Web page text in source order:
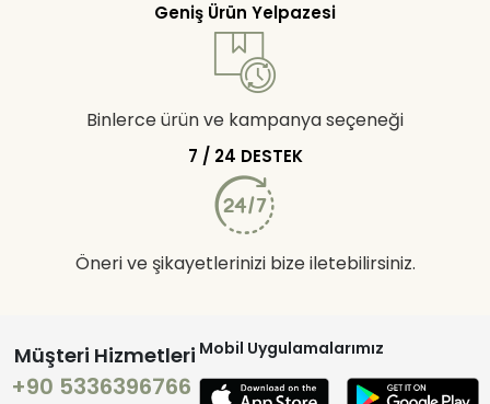
Geniş Ürün Yelpazesi
Binlerce ürün ve kampanya seçeneği
7 / 24 DESTEK
Öneri ve şikayetlerinizi bize iletebilirsiniz.
Müşteri Hizmetleri
+90 5336396766
Mobil Uygulamalarımız